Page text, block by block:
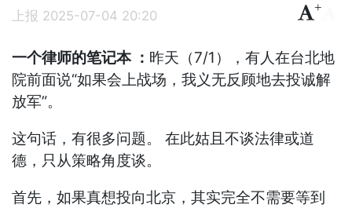
上报 2025-07-04 20:20
+
一个律师的笔记本 ： 昨天（7/1），有人在台北地
院前面说“如果会上战场，我义无反顾地去投诚解
放军”。
这句话，有很多问题。 在此姑且不谈法律或道
德，只从策略角度谈。
首先，如果真想投向北京，其实完全不需要等到